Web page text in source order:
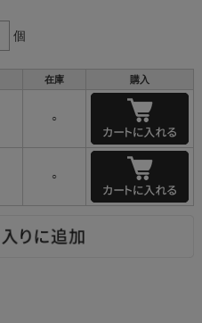
個
在庫 購入
○
○